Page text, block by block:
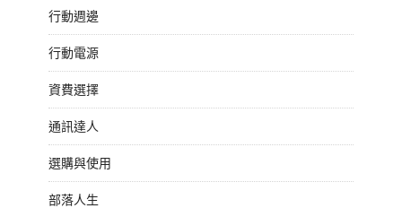
行動週邊
行動電源
資費選擇
通訊達人
選購與使用
部落人生